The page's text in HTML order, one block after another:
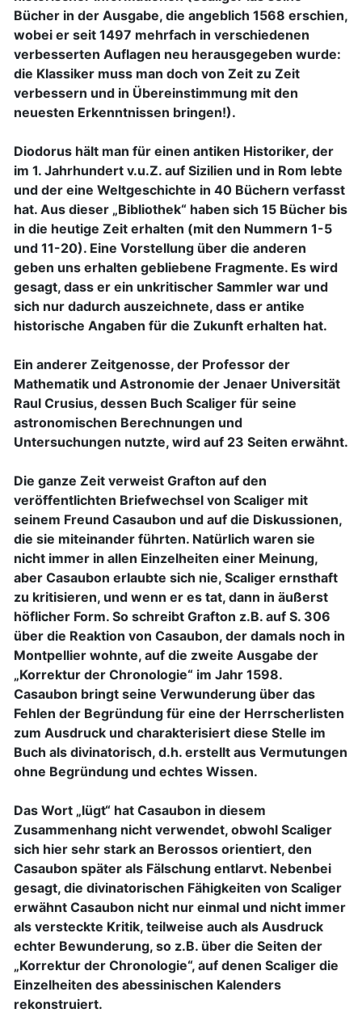
Bücher in der Ausgabe, die angeblich 1568 erschien,
wobei er seit 1497 mehrfach in verschiedenen
verbesserten Auflagen neu herausgegeben wurde:
die Klassiker muss man doch von Zeit zu Zeit
verbessern und in Übereinstimmung mit den
neuesten Erkenntnissen bringen!).
Diodorus hält man für einen antiken Historiker, der
im 1. Jahrhundert v.u.Z. auf Sizilien und in Rom lebte
und der eine Weltgeschichte in 40 Büchern verfasst
hat. Aus dieser „Bibliothek“ haben sich 15 Bücher bis
in die heutige Zeit erhalten (mit den Nummern 1-5
und 11-20). Eine Vorstellung über die anderen
geben uns erhalten gebliebene Fragmente. Es wird
gesagt, dass er ein unkritischer Sammler war und
sich nur dadurch auszeichnete, dass er antike
historische Angaben für die Zukunft erhalten hat.
Ein anderer Zeitgenosse, der Professor der
Mathematik und Astronomie der Jenaer Universität
Raul Crusius, dessen Buch Scaliger für seine
astronomischen Berechnungen und
Untersuchungen nutzte, wird auf 23 Seiten erwähnt.
Die ganze Zeit verweist Grafton auf den
veröffentlichten Briefwechsel von Scaliger mit
seinem Freund Casaubon und auf die Diskussionen,
die sie miteinander führten. Natürlich waren sie
nicht immer in allen Einzelheiten einer Meinung,
aber Casaubon erlaubte sich nie, Scaliger ernsthaft
zu kritisieren, und wenn er es tat, dann in äußerst
höflicher Form. So schreibt Grafton z.B. auf S. 306
über die Reaktion von Casaubon, der damals noch in
Montpellier wohnte, auf die zweite Ausgabe der
„Korrektur der Chronologie“ im Jahr 1598.
Casaubon bringt seine Verwunderung über das
Fehlen der Begründung für eine der Herrscherlisten
zum Ausdruck und charakterisiert diese Stelle im
Buch als divinatorisch, d.h. erstellt aus Vermutungen
ohne Begründung und echtes Wissen.
Das Wort „lügt“ hat Casaubon in diesem
Zusammenhang nicht verwendet, obwohl Scaliger
sich hier sehr stark an Berossos orientiert, den
Casaubon später als Fälschung entlarvt. Nebenbei
gesagt, die divinatorischen Fähigkeiten von Scaliger
erwähnt Casaubon nicht nur einmal und nicht immer
als versteckte Kritik, teilweise auch als Ausdruck
echter Bewunderung, so z.B. über die Seiten der
„Korrektur der Chronologie“, auf denen Scaliger die
Einzelheiten des abessinischen Kalenders
rekonstruiert.